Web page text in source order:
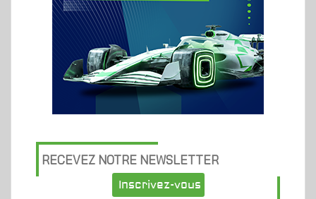
RECEVEZ NOTRE NEWSLETTER
Inscrivez-vous